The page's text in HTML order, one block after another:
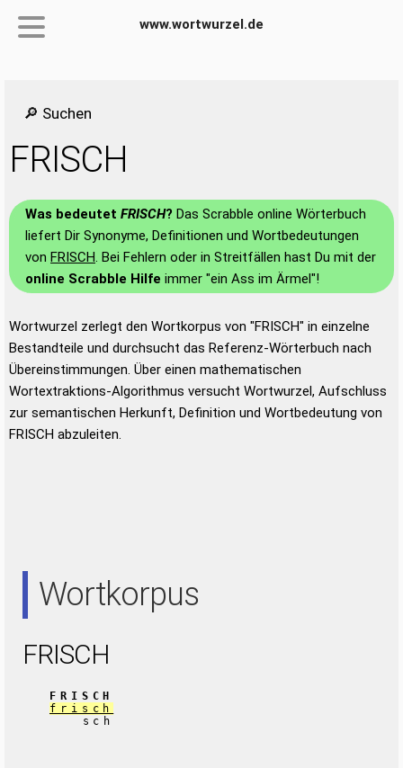
www.wortwurzel.de
🔎 Suchen
FRISCH
Was bedeutet FRISCH? Das Scrabble online Wörterbuch
liefert Dir Synonyme, Definitionen und Wortbedeutungen
von FRISCH. Bei Fehlern oder in Streitfällen hast Du mit der
online Scrabble Hilfe immer "ein Ass im Ärmel"!
Wortwurzel zerlegt den Wortkorpus von "FRISCH" in einzelne
Bestandteile und durchsucht das Referenz-Wörterbuch nach
Übereinstimmungen. Über einen mathematischen
Wortextraktions-Algorithmus versucht Wortwurzel, Aufschluss
zur semantischen Herkunft, Definition und Wortbedeutung von
FRISCH abzuleiten.
Wortkorpus
FRISCH
FRISCH
frisch
sch